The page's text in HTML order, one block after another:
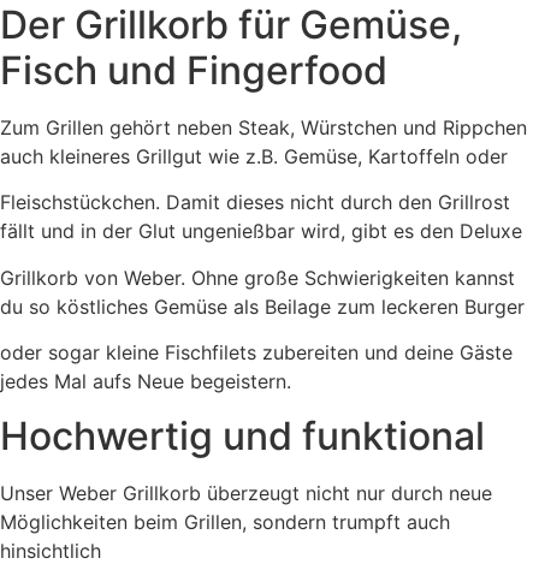
Der Grillkorb für Gemüse,
Fisch und Fingerfood
Zum Grillen gehört neben Steak, Würstchen und Rippchen
auch kleineres Grillgut wie z.B. Gemüse, Kartoffeln oder
Fleischstückchen. Damit dieses nicht durch den Grillrost
fällt und in der Glut ungenießbar wird, gibt es den Deluxe
Grillkorb von Weber. Ohne große Schwierigkeiten kannst
du so köstliches Gemüse als Beilage zum leckeren Burger
oder sogar kleine Fischfilets zubereiten und deine Gäste
jedes Mal aufs Neue begeistern.
Hochwertig und funktional
Unser Weber Grillkorb überzeugt nicht nur durch neue
Möglichkeiten beim Grillen, sondern trumpft auch
hinsichtlich